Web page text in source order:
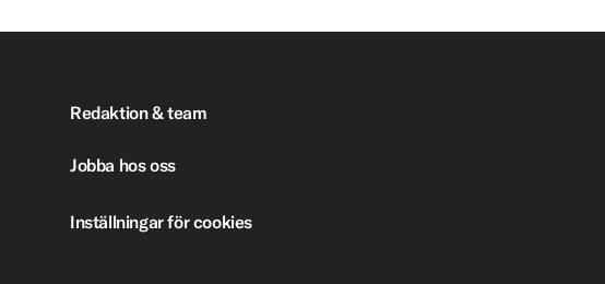
Redaktion & team
Jobba hos oss
Inställningar för cookies